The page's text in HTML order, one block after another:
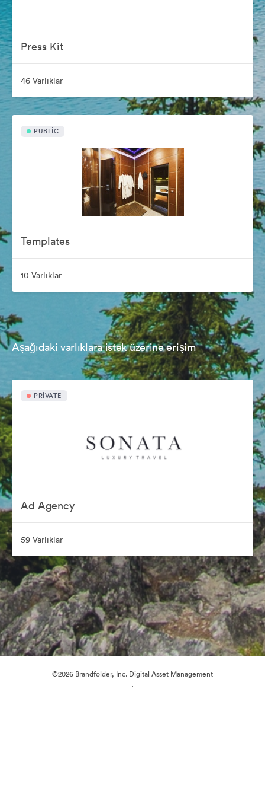
Press Kit
46 Varlıklar
PUBLIC
Templates
10 Varlıklar
Aşağıdaki varlıklara istek üzerine erişim
PRIVATE
Ad Agency
59 Varlıklar
©2026 Brandfolder, Inc. Digital Asset Management
·